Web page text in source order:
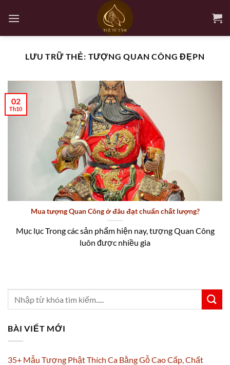
qua
LƯU TRỮ THẺ: TƯỢNG QUAN CÔNG ĐẸPN
Mua tượng Quan Công ở đâu đạt chuẩn chất lượng?
Mục lục Trong các sản phẩm hiện nay, tượng Quan Công
luôn được nhiều gia
02
Th10
BÀI VIẾT MỚI
35+ Mẫu Tượng Phật Thích Ca Bằng Gỗ Cao Cấp, Chất